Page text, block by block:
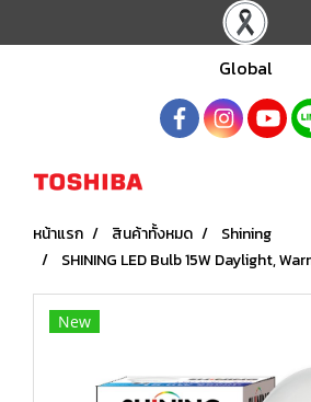
Global
หน้าแรก สินค้าทั้งหมด
Shining
SHINING LED Bulb 15W Daylight,
New